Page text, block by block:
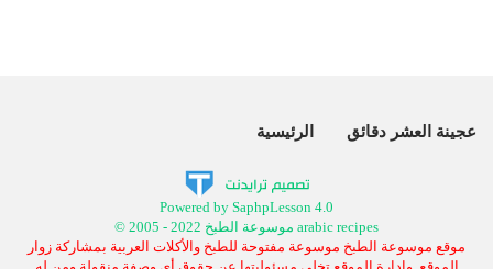
عجينة العشر دقائق الرئيسية
Powered by SaphpLesson 4.0
© 2005 - 2022 موسوعة الطبخ arabic recipes
موقع موسوعة الطبخ موسوعة مفتوحة للطبخ والأكلات العربية بمشاركة زوار